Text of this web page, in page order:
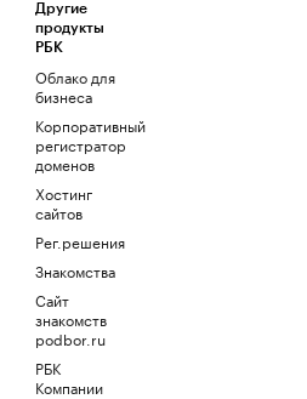
Другие
продукты
РБК
Облако для
бизнеса
Корпоративный
регистратор
доменов
Хостинг
сайтов
Рег.решения
Знакомства
Сайт
знакомств
podbor.ru
РБК
Компании